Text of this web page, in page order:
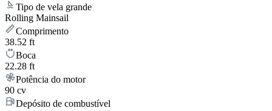
Tipo de vela grande
Rolling Mainsail
Comprimento
38.52 ft
Boca
22.28 ft
Potência do motor
90 cv
Depósito de combustível